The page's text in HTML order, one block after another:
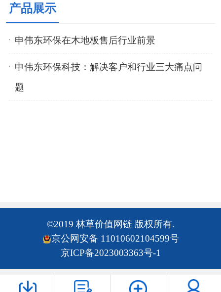
产品展示
申伟东环保在木地板售后行业前景
申伟东环保科技：解决客户和行业三大痛点问
题
©2019 林草价值网链 版权所有.
京公网安备 11010602104599号
京ICP备2023003363号-1